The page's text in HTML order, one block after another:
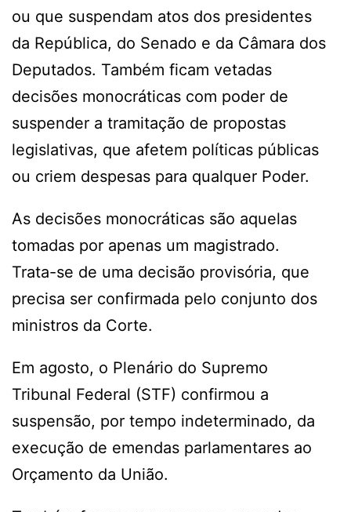
ou que suspendam atos dos presidentes
da República, do Senado e da Câmara dos
Deputados. Também ficam vetadas
decisões monocráticas com poder de
suspender a tramitação de propostas
legislativas, que afetem políticas públicas
ou criem despesas para qualquer Poder.
As decisões monocráticas são aquelas
tomadas por apenas um magistrado.
Trata-se de uma decisão provisória, que
precisa ser confirmada pelo conjunto dos
ministros da Corte.
Em agosto, o Plenário do Supremo
Tribunal Federal (STF) confirmou a
suspensão, por tempo indeterminado, da
execução de emendas parlamentares ao
Orçamento da União.